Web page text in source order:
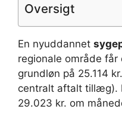
Oversigt
En nyuddannet
regionale område
grundløn på 25.114
centralt aftalt tillæg).
29.023 kr. om